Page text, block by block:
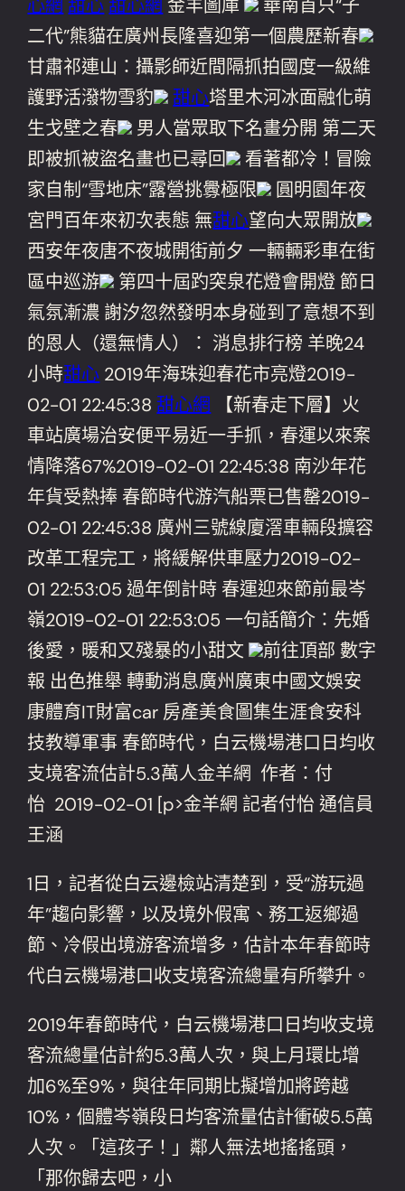
心網 甜心 甜心網 金羊圖庫
華南首只“子
二代”熊貓在廣州長隆喜迎第一個農歷新春
甘肅祁連山：攝影師近間隔抓拍國度一級維
護野活潑物雪豹
甜心塔里木河冰面融化萌
生戈壁之春
男人當眾取下名畫分開 第二天
即被抓被盜名畫也已尋回
看著都冷！冒險
家自制“雪地床”露營挑釁極限
圓明園年夜
宮門百年來初次表態 無甜心望向大眾開放
西安年夜唐不夜城開街前夕 一輛輛彩車在街
區中巡游
第四十屆趵突泉花燈會開燈 節日
氣氛漸濃 謝汐忽然發明本身碰到了意想不到
的恩人（還無情人）： 消息排行榜 羊晚24
小時甜心 2019年海珠迎春花市亮燈2019-
02-01 22:45:38甜心網 【新春走下層】火
車站廣場治安便平易近一手抓，春運以來案
情降落67%2019-02-01 22:45:38 南沙年花
年貨受熱捧 春節時代游汽船票已售罄2019-
02-01 22:45:38 廣州三號線廈滘車輛段擴容
改革工程完工，將緩解供車壓力2019-02-
01 22:53:05 過年倒計時 春運迎來節前最岑
嶺2019-02-01 22:53:05 一句話簡介：先婚
後愛，暖和又殘暴的小甜文
前往頂部 數字
報 出色推舉 轉動消息廣州廣東中國文娛安
康體育IT財富car 房產美食圖集生涯食安科
技教導軍事 春節時代，白云機場港口日均收
支境客流估計5.3萬人金羊網 作者：付
怡 2019-02-01 [p>金羊網 記者付怡 通信員
王涵
1日，記者從白云邊檢站清楚到，受“游玩過
年”趨向影響，以及境外假寓、務工返鄉過
節、冷假出境游客流增多，估計本年春節時
代白云機場港口收支境客流總量有所攀升。
2019年春節時代，白云機場港口日均收支境
客流總量估計約5.3萬人次，與上月環比增
加6%至9%，與往年同期比擬增加將跨越
10%，個體岑嶺段日均客流量估計衝破5.5萬
人次。「這孩子！」鄰人無法地搖搖頭，
「那你歸去吧，小